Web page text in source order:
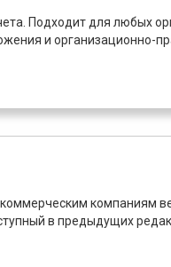
Подходит для любых
и организационно-
компаниям
в предыдущих